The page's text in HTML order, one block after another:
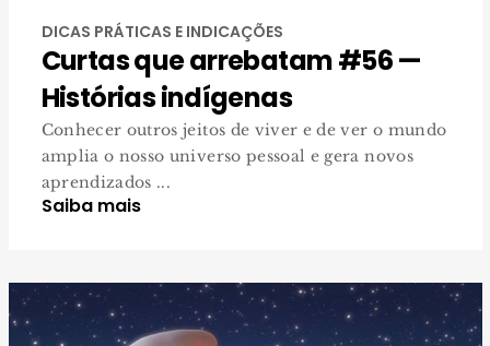
DICAS PRÁTICAS E INDICAÇÕES
Curtas que arrebatam #56 —
Histórias indígenas
Conhecer outros jeitos de viver e de ver o mundo
amplia o nosso universo pessoal e gera novos
aprendizados ...
Saiba mais